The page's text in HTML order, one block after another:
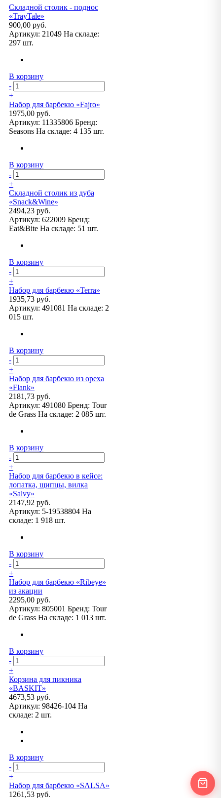
Складной столик - поднос
«TrayTale»
900,00 руб.
Артикул: 21049 На складе:
297 шт.
В корзину
-
+
Набор для барбекю «Fajro»
1975,00 руб.
Артикул: 11335806 Бренд:
Seasons На складе: 4 135 шт.
В корзину
-
+
Складной столик из дуба
«Snack&Wine»
2494,23 руб.
Артикул: 622009 Бренд:
Eat&Bite На складе: 51 шт.
В корзину
-
+
Набор для барбекю «Terra»
1935,73 руб.
Артикул: 491081 На складе: 2
015 шт.
В корзину
-
+
Набор для барбекю из ореха
«Flank»
2181,73 руб.
Артикул: 491080 Бренд: Tour
de Grass На складе: 2 085 шт.
В корзину
-
+
Набор для барбекю в кейсе:
лопатка, щипцы, вилка
«Salvy»
2147,92 руб.
Артикул: 5-19538804 На
складе: 1 918 шт.
В корзину
-
+
Набор для барбекю «Ribeye»
из акации
2295,00 руб.
Артикул: 805001 Бренд: Tour
de Grass На складе: 1 013 шт.
В корзину
-
+
Корзина для пикника
«BASKIT»
4673,53 руб.
Артикул: 98426-104 На
складе: 2 шт.
В корзину
-
+
Набор для барбекю «SALSA»
1261,53 руб.